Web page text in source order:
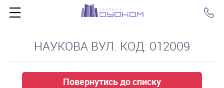
НАУКОВА ВУЛ. КОД: 012009
Повернутись до списку